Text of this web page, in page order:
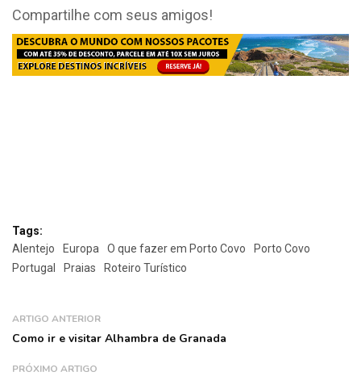
Compartilhe com seus amigos!
Tags:
Alentejo
Europa O que fazer em Porto Covo
Porto Covo
Portugal
Praias Roteiro Turístico
ARTIGO ANTERIOR
Como ir e visitar Alhambra de Granada
PRÓXIMO ARTIGO